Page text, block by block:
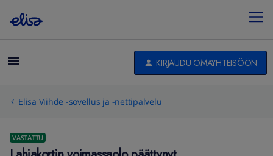
KIRJAUDU OMAYHTEISÖÖN
Elisa Viihde -sovellus ja -nettipalvelu
VASTATTU